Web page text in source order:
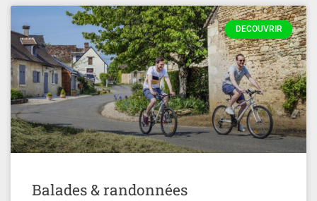
DECOUVRIR
Balades & randonnées